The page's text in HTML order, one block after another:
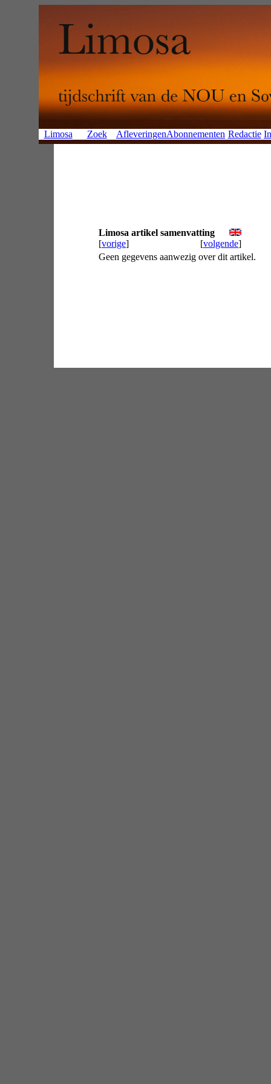
Limosa Zoek AfleveringenAbonnementen Redactie
Limosa artikel samenvatting
[vorige] [volgende]
Geen gegevens aanwezig over dit artikel.